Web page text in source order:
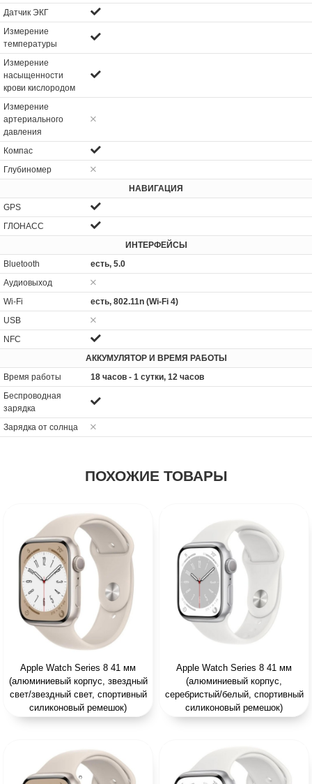
Датчик ЭКГ
Измерение
температуры
Измерение
насыщенности
крови кислородом
Измерение
артериального
давления
Компас
Глубиномер
НАВИГАЦИЯ
GPS
ГЛОНАСС
ИНТЕРФЕЙСЫ
Bluetooth
есть, 5.0
Аудиовыход
Wi-Fi
есть, 802.11n (Wi-Fi 4)
USB
NFC
АККУМУЛЯТОР И ВРЕМЯ РАБОТЫ
Время работы
18 часов - 1 сутки, 12 часов
Беспроводная
зарядка
Зарядка от солнца
ПОХОЖИЕ ТОВАРЫ
Apple Watch Series 8 41 мм
(алюминиевый корпус, звездный
свет/звездный свет, спортивный
силиконовый ремешок)
Apple Watch Series 8 41 мм
(алюминиевый корпус,
серебристый/белый, спортивный
силиконовый ремешок)